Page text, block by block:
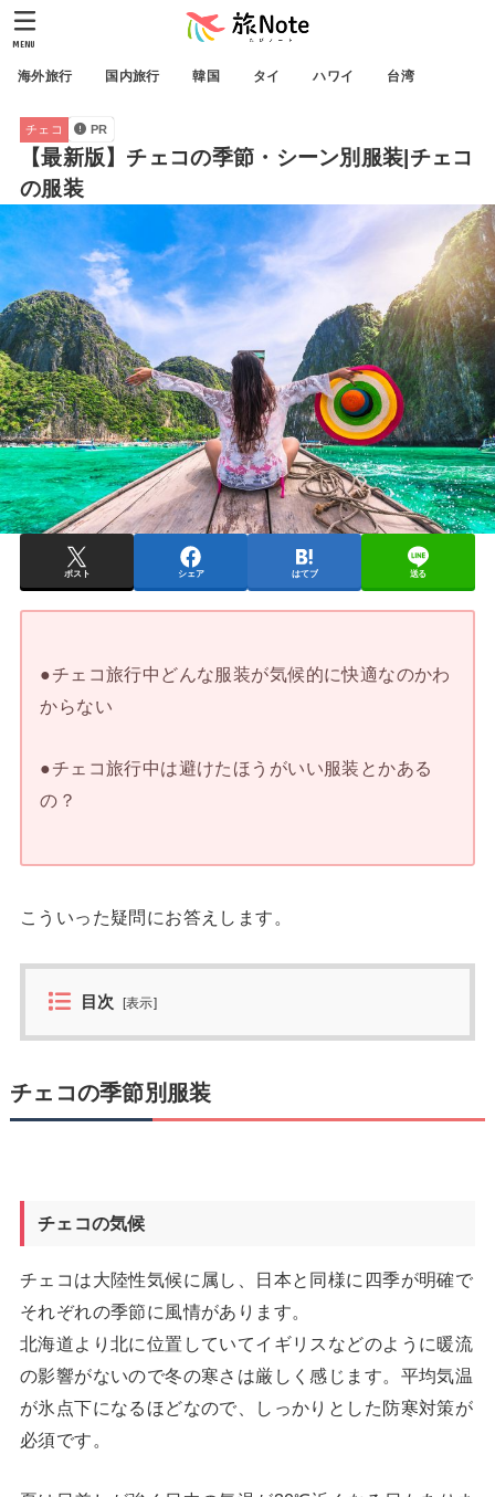
海外旅行 国内旅行 韓国 タイ ハワイ 台湾
MENU
チェコ PR
【最新版】チェコの季節・シーン別服装|チェコ
の服装
ポスト シェア はてブ 送る
●チェコ旅行中どんな服装が気候的に快適なのかわ
からない
●チェコ旅行中は避けたほうがいい服装とかある
の？
こういった疑問にお答えします。
目次 [表示]
チェコの季節別服装
チェコの気候
チェコは大陸性気候に属し、日本と同様に四季が明確で
それぞれの季節に風情があります。
北海道より北に位置していてイギリスなどのように暖流
の影響がないので冬の寒さは厳しく感じます。平均気温
が氷点下になるほどなので、しっかりとした防寒対策が
必須です。